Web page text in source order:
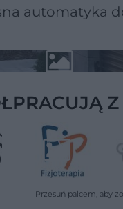
automatyka